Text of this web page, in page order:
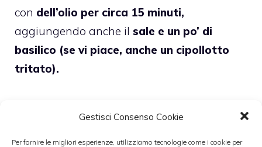
Gestisci Consenso Cookie
Per fornire le migliori esperienze, utilizziamo tecnologie come i cookie per
con dell’olio per circa 15 minuti,
aggiungendo anche il sale e un po’ di
basilico (se vi piace, anche un cipollotto
tritato).
Prendete un’altra padella eripassate le